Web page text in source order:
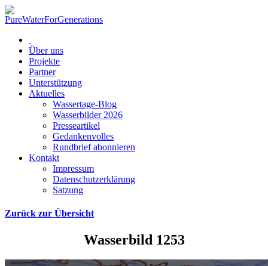
Über uns
Projekte
Partner
Unterstützung
Aktuelles
Wassertage-Blog
Wasserbilder 2026
Presseartikel
Gedankenvolles
Rundbrief abonnieren
Kontakt
Impressum
Datenschutzerklärung
Satzung
Zurück zur Übersicht
Wasserbild 1253